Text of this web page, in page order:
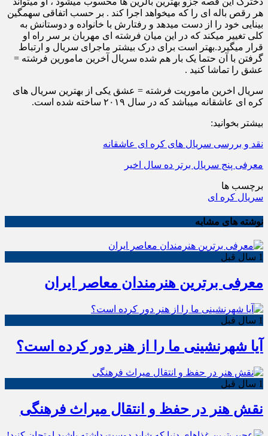
هر رقص باله ای را که میخواهد اجرا کند . بر حسب اتفاقی سهمگین
بینایی خود را از دست میدهد و رفتارش با خانواده و دوستانش به
کلی تغییر میکند که در این میان فرشته ای مهربان بر سر راه او
قرار میگیرد.بهتر است برای درک بیشتر ماجرای سریال و ارتباط
گرفتن با آن حتما یک بار هم شده سریال آخرین مامورین فرشته =
عشق را تماشا کنید .
سریال اخرین ماموریت فرشته = عشق یکی از بهترین سریال های
کره ای عاشقانه میباشد که در سال ۲۰۱۹ ساخته شده است.
بیشتر بخوانید:
نقد و بررسی سریال های کره ای عاشقانه
معرفی پنج سریال برتر ده سال اخیر
برچسب ها
سریال کره ای
نوشته های مشابه
1 سال قبل
معرفی برترین هنرمندان معاصر ایران
1 سال قبل
آیا شهرنشینی ما را از هنر دور کرده است؟
1 سال قبل
نقش هنر در حفظ و انتقال میراث فرهنگی